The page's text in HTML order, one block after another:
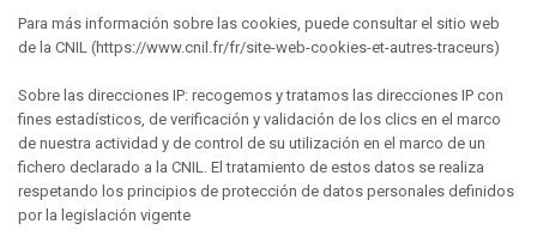
Para más información sobre las cookies, puede consultar el sitio web
de la CNIL (https://www.cnil.fr/fr/site-web-cookies-et-autres-traceurs)
Sobre las direcciones IP: recogemos y tratamos las direcciones IP con
fines estadísticos, de verificación y validación de los clics en el marco
de nuestra actividad y de control de su utilización en el marco de un
fichero declarado a la CNIL. El tratamiento de estos datos se realiza
respetando los principios de protección de datos personales definidos
por la legislación vigente